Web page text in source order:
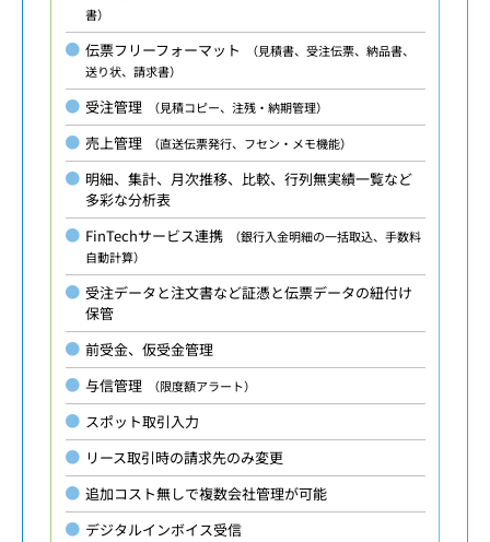
書）
伝票フリーフォーマット
（見積書、受注伝票、納品書、
送り状、請求書）
受注管理 （見積コピー、注残・納期管理）
売上管理 （直送伝票発行、フセン・メモ機能）
明細、集計、月次推移、比較、行列無実績一覧など
多彩な分析表
FinTechサービス連携
（銀行入金明細の一括取込、手数料
自動計算）
受注データと注文書など証憑と伝票データの紐付け
保管
前受金、仮受金管理
与信管理
（限度額アラート）
スポット取引入力
リース取引時の請求先のみ変更
追加コスト無しで複数会社管理が可能
デジタルインボイス受信